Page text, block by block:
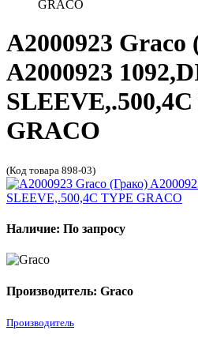
GRACO
A2000923 Graco
A2000923
GRACO
(Код товара 898-03)
Наличие: По запросу
Производитель: Graco
Производитель